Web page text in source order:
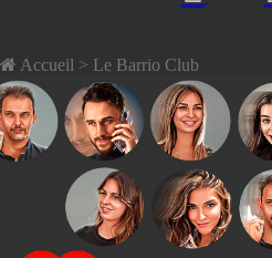
Accueil > Le Barrio Club